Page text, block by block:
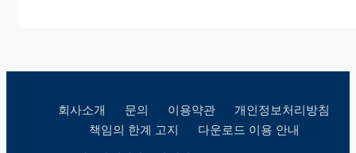
회사소개 문의 이용약관
개인정보처리방침
책임의 한계 고지
다운로드 이용 안내